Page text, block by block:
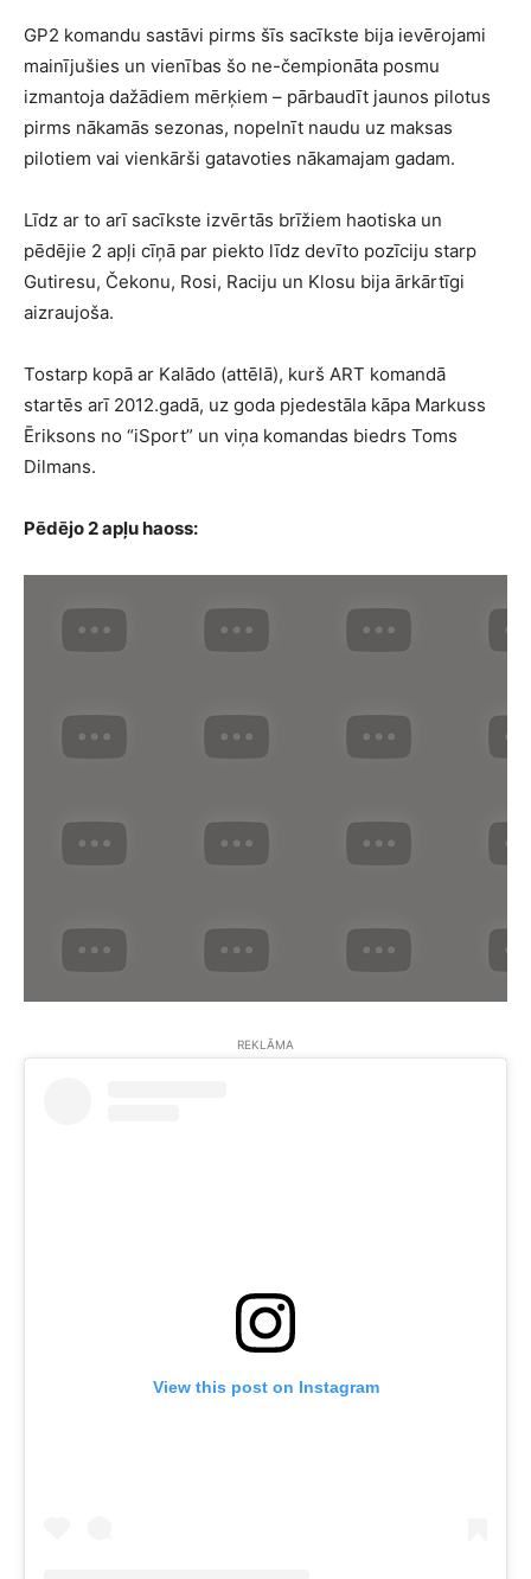
GP2 komandu sastāvi pirms šīs sacīkste bija ievērojami
mainījušies un vienības šo ne-čempionāta posmu
izmantoja dažādiem mērķiem – pārbaudīt jaunos pilotus
pirms nākamās sezonas, nopelnīt naudu uz maksas
pilotiem vai vienkārši gatavoties nākamajam gadam.
Līdz ar to arī sacīkste izvērtās brīžiem haotiska un
pēdējie 2 apļi cīņā par piekto līdz devīto pozīciju starp
Gutiresu, Čekonu, Rosi, Raciju un Klosu bija ārkārtīgi
aizraujoša.
Tostarp kopā ar Kalādo (attēlā), kurš ART komandā
startēs arī 2012.gadā, uz goda pjedestāla kāpa Markuss
Ēriksons no “iSport” un viņa komandas biedrs Toms
Dilmans.
Pēdējo 2 apļu haoss:
REKLĀMA
View this post on Instagram